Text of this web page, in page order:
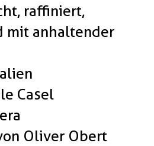
raffiniert,
mit anhaltender
Casel
Oliver Obert